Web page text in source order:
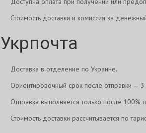
Стоимость доставки и комиссия за
Укрпочта
Доставка в отделение по Украине.
Ориентировочный срок после отправки —
Отправка выполняется только после 100%
Стоимость доставки рассчитывается по